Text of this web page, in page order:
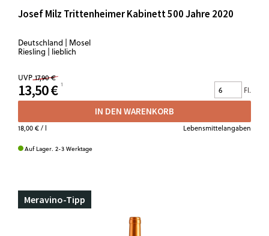
Josef Milz Trittenheimer Kabinett 500 Jahre 2020
Deutschland | Mosel
Riesling | lieblich
UVP 17,90 €
13,50 € Fl.
IN DEN WARENKORB
18,00 €/ l Lebensmittelangaben
Auf Lager. 2-3 Werktage
Meravino-Tipp